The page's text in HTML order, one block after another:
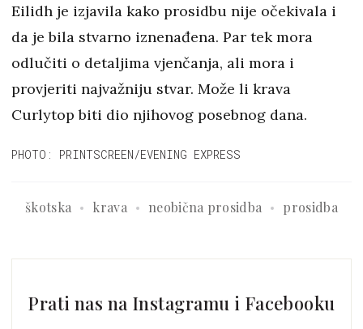
Eilidh je izjavila kako prosidbu nije očekivala i
da je bila stvarno iznenađena. Par tek mora
odlučiti o detaljima vjenčanja, ali mora i
provjeriti najvažniju stvar. Može li krava
Curlytop biti dio njihovog posebnog dana.
PHOTO: PRINTSCREEN/EVENING EXPRESS
škotska krava neobična prosidba prosidba
Prati nas na Instagramu i Facebooku